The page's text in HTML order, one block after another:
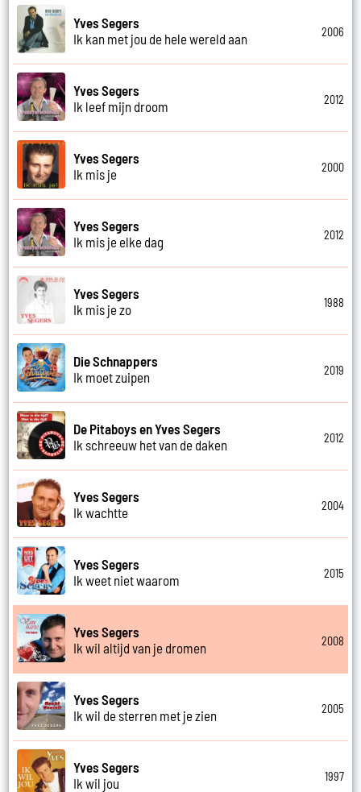
Yves Segers
Ik kan met jou de hele wereld aan
2006
Yves Segers
Ik leef mijn droom
2012
Yves Segers
Ik mis je
2000
Yves Segers
Ik mis je elke dag
2012
Yves Segers
Ik mis je zo
1988
Die Schnappers
Ik moet zuipen
2019
De Pitaboys en Yves Segers
Ik schreeuw het van de daken
2012
Yves Segers
Ik wachtte
2004
Yves Segers
Ik weet niet waarom
2015
Yves Segers
Ik wil altijd van je dromen
2008
Yves Segers
Ik wil de sterren met je zien
2005
Yves Segers
Ik wil jou
1997